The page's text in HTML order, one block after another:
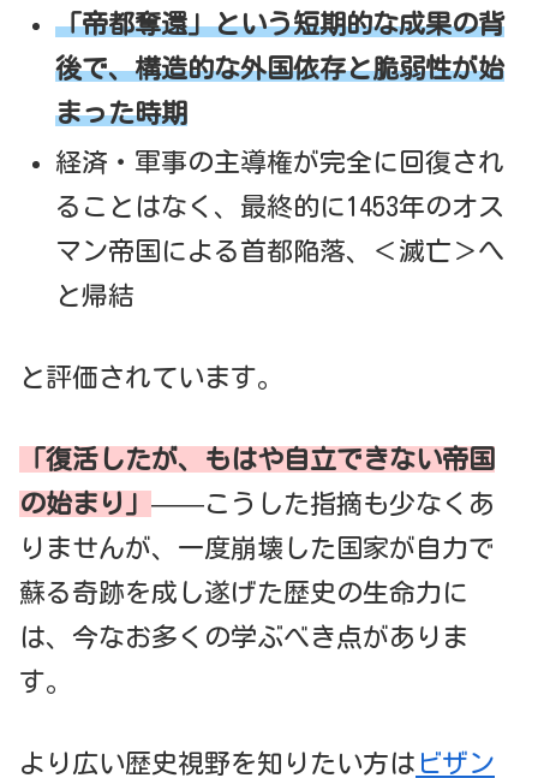
「帝都奪還」という短期的な成果の背
後で、構造的な外国依存と脆弱性が始
まった時期
経済・軍事の主導権が完全に回復され
ることはなく、最終的に1453年のオス
マン帝国による首都陥落、＜滅亡＞へ
と帰結
と評価されています。
「復活したが、もはや自立できない帝国
の始まり」 ——こうした指摘も少なくあ
りませんが、一度崩壊した国家が自力で
蘇る奇跡を成し遂げた歴史の生命力に
は、今なお多くの学ぶべき点がありま
す。
より広い歴史視野を知りたい方は ビザン